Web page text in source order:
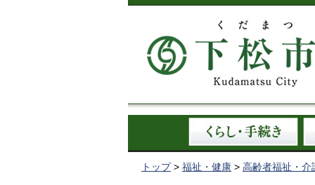
トップ> 福祉・健康 > 高齢者福祉・介